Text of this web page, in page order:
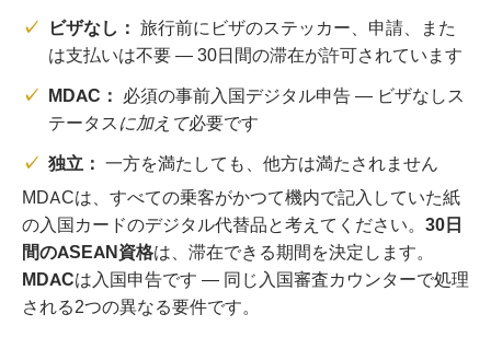
ビザなし： 旅行前にビザのステッカー、申請、また
は支払いは不要 — 30日間の滞在が許可されています
MDAC： 必須の事前入国デジタル申告 — ビザなしス
テータスに加えて必要です
独立： 一方を満たしても、他方は満たされません
MDACは、すべての乗客がかつて機内で記入していた紙
の入国カードのデジタル代替品と考えてください。 30日
間のASEAN資格は、滞在できる期間を決定します。
MDACは入国申告です — 同じ入国審査カウンターで処理
される2つの異なる要件です。